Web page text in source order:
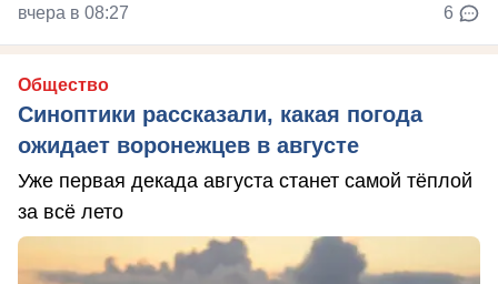
вчера в 08:27 6
Общество
Синоптики рассказали, какая погода
ожидает воронежцев в августе
Уже первая декада августа станет самой тёплой
за всё лето